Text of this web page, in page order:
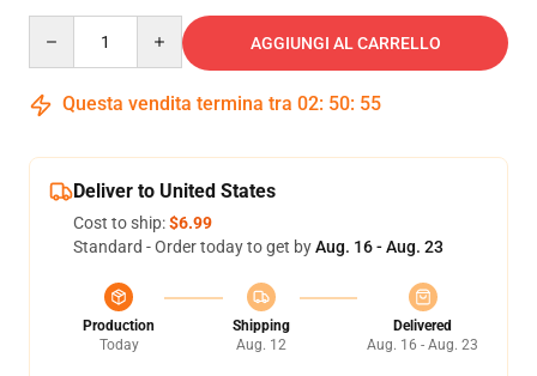
AGGIUNGI AL CARRELLO
Questa vendita termina tra 02: 50: 54
Deliver to United States
Cost to ship:$6.99
Standard - Order today to get byAug. 16 - Aug. 23
Production
Today
Shipping
Aug. 12
Delivered
Aug. 16 - Aug. 23